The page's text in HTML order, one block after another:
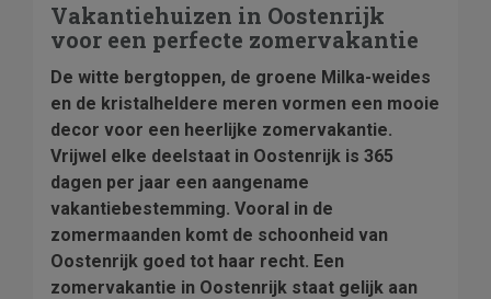
Vakantiehuizen in Oostenrijk
voor een perfecte zomervakantie
De witte bergtoppen, de groene Milka-weides
en de kristalheldere meren vormen een mooie
decor voor een heerlijke zomervakantie.
Vrijwel elke deelstaat in Oostenrijk is 365
dagen per jaar een aangename
vakantiebestemming. Vooral in de
zomermaanden komt de schoonheid van
Oostenrijk goed tot haar recht. Een
zomervakantie in Oostenrijk staat gelijk aan